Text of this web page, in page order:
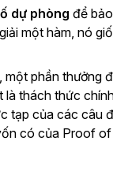
dự phòng để
một hàm, nó
phần thưởng
thách thức
tạp của các câu
có của Proof of